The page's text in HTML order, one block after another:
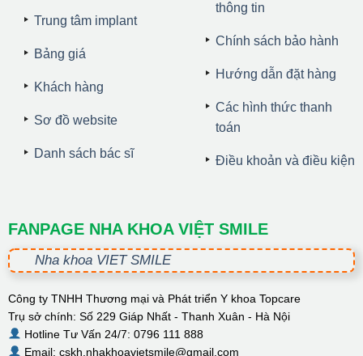
Trung tâm implant
Bảng giá
Khách hàng
Sơ đồ website
Danh sách bác sĩ
thông tin
Chính sách bảo hành
Hướng dẫn đặt hàng
Các hình thức thanh
toán
Điều khoản và điều kiện
FANPAGE NHA KHOA VIỆT SMILE
Nha khoa VIET SMILE
Công ty TNHH Thương mại và Phát triển Y khoa Topcare
Trụ sở chính: Số 229 Giáp Nhất - Thanh Xuân - Hà Nội
Hotline Tư Vấn 24/7: 0796 111 888
Email: cskh.nhakhoavietsmile@gmail.com